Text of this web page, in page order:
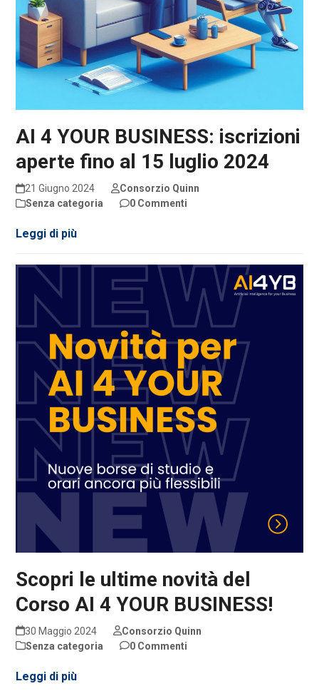
AI 4 YOUR BUSINESS: iscrizioni
aperte fino al 15 luglio 2024
21 Giugno 2024
Consorzio Quinn
Senza categoria
0 Commenti
Leggi di più
Scopri le ultime novità del
Corso AI 4 YOUR BUSINESS!
30 Maggio 2024
Consorzio Quinn
Senza categoria
0 Commenti
Leggi di più